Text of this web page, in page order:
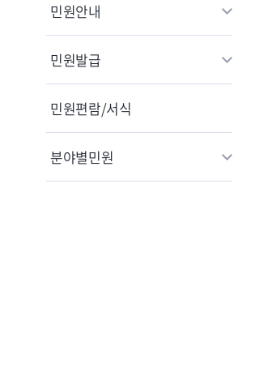
민원안내
민원발급
민원편람/서식
분야별민원